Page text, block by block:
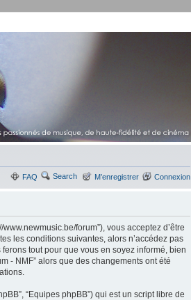
FAQ Search M’enregistrer Connexion
www.newmusic.be/forum”), vous acceptez d’être
les conditions suivantes, alors n’accédez pas
tout pour que vous en soyez informé, bien
- NMF” alors que des changements ont été
“Equipes phpBB”) qui est un script libre de